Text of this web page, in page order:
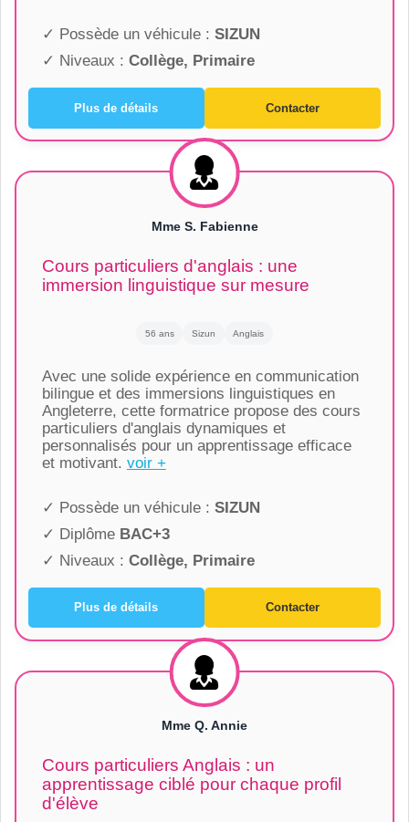
✓ Possède un véhicule : SIZUN
✓ Niveaux : Collège, Primaire
Plus de détails Contacter
Mme S. Fabienne
Cours particuliers d'anglais : une
immersion linguistique sur mesure
56 ans Sizun Anglais
Avec une solide expérience en communication
bilingue et des immersions linguistiques en
Angleterre, cette formatrice propose des cours
particuliers d'anglais dynamiques et
personnalisés pour un apprentissage efficace
et motivant. voir +
✓ Possède un véhicule : SIZUN
✓ Diplôme BAC+3
✓ Niveaux : Collège, Primaire
Plus de détails Contacter
Mme Q. Annie
Cours particuliers Anglais : un
apprentissage ciblé pour chaque profil
d'élève